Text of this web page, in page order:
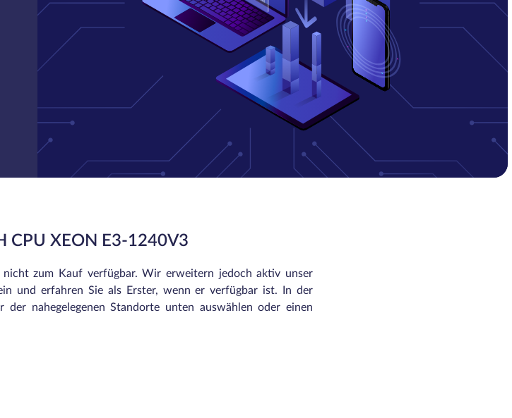
CPU XEON E3-1240V3
zum Kauf verfügbar. Wir erweitern jedoch aktiv unser
und erfahren Sie als Erster, wenn er verfügbar ist. In der
nahegelegenen Standorte unten auswählen oder einen